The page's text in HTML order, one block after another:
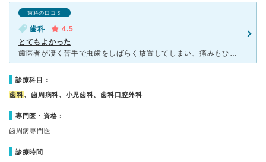
歯科の口コミ
歯科
4.5
とてもよかった
歯医者が凄く苦手で虫歯をしばらく放置してしまい、痛みもひどくなり限界で駆け込みました。レントゲンで細かい説明をしていただき、毎度治す順番などを話しながら治療進めていただきました。麻酔は注射ですが、音楽
診療科目：
歯科、歯周病科、小児歯科、歯科口腔外科
専門医・資格：
歯周病専門医
診療時間